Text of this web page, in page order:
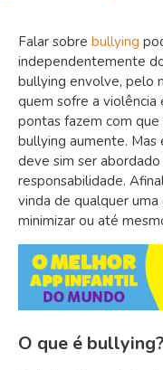
Falar sobre bullying
independentemente
bullying envolve, pelo
quem sofre a violência
pontas fazem com
bullying aumente. Mas
deve sim ser
responsabilidade.
vinda de qualquer
minimizar ou até
O que é bullying?